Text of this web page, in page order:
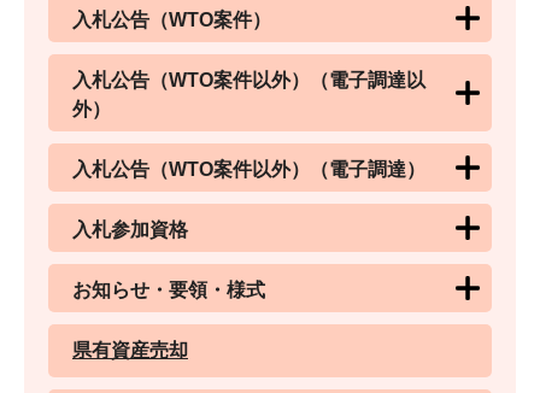
入札公告（WTO案件）
入札公告（WTO案件以外）（電子調達以
外）
入札公告（WTO案件以外）（電子調達）
入札参加資格
お知らせ・要領・様式
県有資産売却